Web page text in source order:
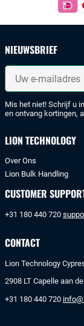
NIEUWSBRIEF
Uw
mailadres
Mis het niet! Schrijf u
en ontvang kortingen,
LION TECHNOLOGY
Over Ons
Lion Bulk Handling
CUSTOMER
+31 180 440 720
CONTACT
Lion Technology
2908 LT Capelle aan
+31 180 440 720